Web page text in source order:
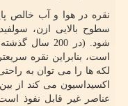
نقره در هوا و آب خالص
سطوح بالایی ازن،
شود. (در 200
است، بنابراین نقره
لکه ها را می توان به
اکسیداسیون می کند از
عناصر غیر قابل نفوذ